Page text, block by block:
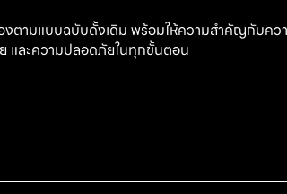
งตามแบบฉบับดั้งเดิม พร้อมให้ความสำคัญกับคว
และความปลอดภัยในทุกขั้นตอน